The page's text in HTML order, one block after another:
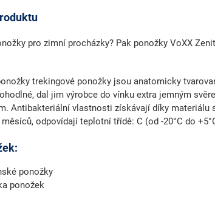
pro zimní procházky? Pak ponožky VoXX
trekingové ponožky jsou anatomicky
dal jim výrobce do vínku extra jemným
Antibakteriální vlastnosti získávají díky materiálu
odpovídají teplotní třídě: C (od -20°C do
ponožky
ponožek